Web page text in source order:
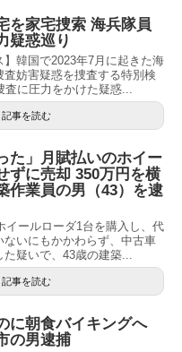
を家宅捜索 海兵隊員
疑惑巡り
】韓国で2023年7月に起きた海
妨害疑惑を捜査する特別検
査に圧力をかけた疑惑...
記事を読む
た」月賦払いのホイー
ずに売却 350万円を横
作業員の男（43）を逮
イールローダ1台を購入し、代
いにもかかわらず、中古車
た疑いで、43歳の建築...
記事を読む
に朝食バイキングへ
の男逮捕